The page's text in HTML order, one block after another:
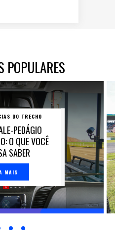
POPULARES
DO TRECHO
PEDÁGIO
O QUE VOCÊ
SABER
MAIS